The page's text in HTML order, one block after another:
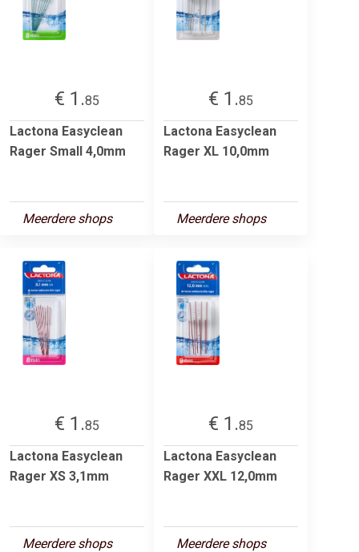
€ 1.85
Lactona Easyclean
Rager Small 4,0mm
Meerdere shops
€ 1.85
Lactona Easyclean
Rager XL 10,0mm
Meerdere shops
€ 1.85
Lactona Easyclean
Rager XS 3,1mm
Meerdere shops
€ 1.85
Lactona Easyclean
Rager XXL 12,0mm
Meerdere shops